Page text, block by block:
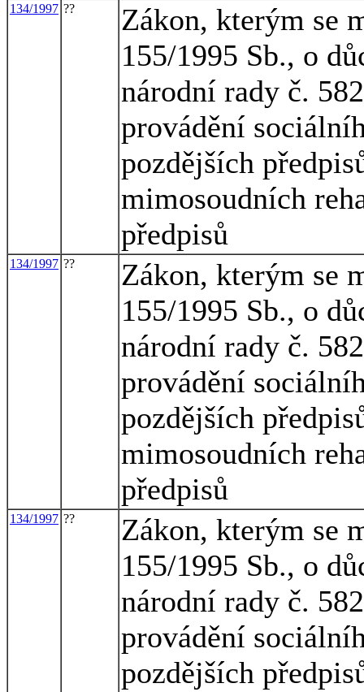
134/1997 ??
Zákon, kterým se
155/1995 Sb., o
národní rady č.
provádění
pozdějších
mimosoudních
předpisů
134/1997 ??
Zákon, kterým se
155/1995 Sb., o
národní rady č.
provádění
pozdějších
mimosoudních
předpisů
134/1997 ??
Zákon, kterým se
155/1995 Sb., o
národní rady č.
provádění
pozdějších